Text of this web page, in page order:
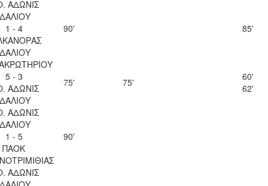
ΑΔΩΝΙΣ
1 - 4
90' 85'
5 - 3
ΑΔΩΝΙΣ
75' 75'
60'
62'
ΑΔΩΝΙΣ
1 - 5
ΠΑΟΚ
90'
ΑΔΩΝΙΣ